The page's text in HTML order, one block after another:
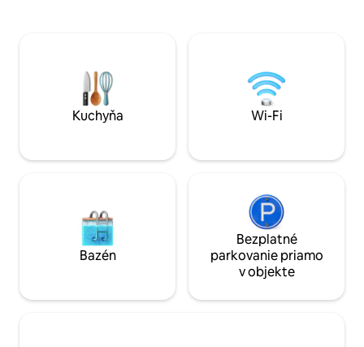
vláknami a všetkým mysliteľným
vybavením. • Wi-Fi (100 Mbps),
inteligentná TV, reproduktor, sušič
vlasov, ventilátor Dyson, práčka a
host_id=1408974
obývacej izbe),
posteľnou
hotela.
vnútorný a
Kuchyňa Wi-Fi
Bazén
Bezplatné
parkovanie priamo
v objekte